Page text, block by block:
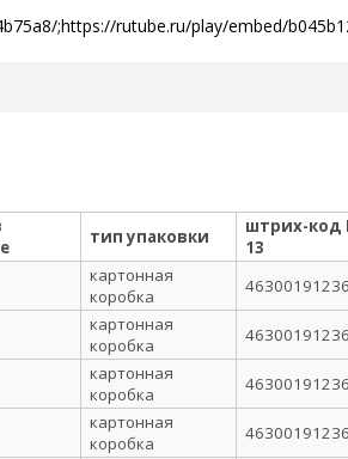
;https://rutube.ru/play/embed/
тип упаковки
штрих-код
13
картонная
коробка
картонная
коробка
картонная
коробка
картонная
коробка